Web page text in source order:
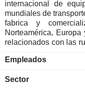
internacional de
mundiales de
fabrica y
Norteamérica,
relacionados con las
en Norteamérica.
procedentes en su
Empleados
Sector